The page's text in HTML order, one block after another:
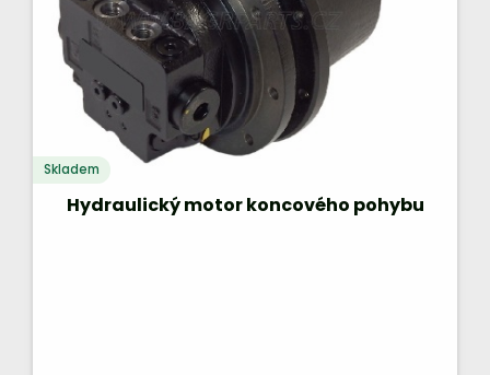
Skladem
Hydraulický motor koncového pohybu